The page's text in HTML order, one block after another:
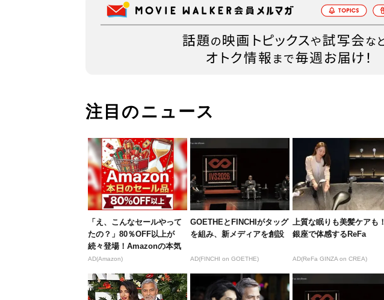
注目のニュース
「え、こんなセールやって
たの？」80％OFF以上が
続々登場！Amazonの本気
が...
AD(Amazon)
GOETHEとFINCHIがタッグ
を組み、新メディアを創設
AD(FINCHI on GOETHE)
上質な眠りも美髪ケアも！
銀座で体感するReFa
AD(ReFa GINZA on CREA)